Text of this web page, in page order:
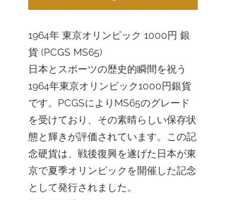
1964年 東京オリンピック 1000円 銀
貨 (PCGS MS65)
日本とスポーツの歴史的瞬間を祝う
1964年東京オリンピック1000円銀貨
です。PCGSによりMS65のグレード
を受けており、その素晴らしい保存状
態と輝きが評価されています。この記
念硬貨は、戦後復興を遂げた日本が東
京で夏季オリンピックを開催した記念
として発行されました。